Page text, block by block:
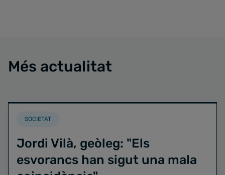
Més actualitat
SOCIETAT
Jordi Vilà, geòleg: "Els
esvorancs han sigut una mala